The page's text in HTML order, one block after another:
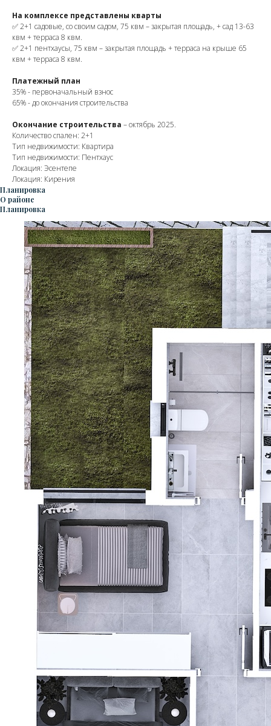
На комплексе представлены кварты
✅ 2+1 садовые, со своим садом, 75 квм – закрытая площадь, + сад 13-63
квм + терраса 8 квм.
✅ 2+1 пентхаусы, 75 квм – закрытая площадь + терраса на крыше 65
квм + терраса 8 квм.
Платежный план
35% - первоначальный взнос
65% - до окончания строительства
Окончание строительства – октябрь 2025.
Количество спален: 2+1
Тип недвижимости: Квартира
Тип недвижимости: Пентхаус
Локация: Эсентепе
Локация: Кирения
Планировка
О районе
Планировка